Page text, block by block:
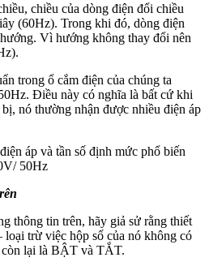
chiều của dòng điện đổi chiều
(60Hz). Trong khi đó, dòng điện
Vì hướng không thay đổi nên
trong ổ cắm điện của chúng ta
Điều này có nghĩa là bất cứ khi
nó thường nhận được nhiều điện áp
áp và tần số định mức phổ biến
50Hz
thông tin trên, hãy giả sử rằng thiết
loại trừ việc hộp số của nó không có
còn lại là BẬT và TẮT.